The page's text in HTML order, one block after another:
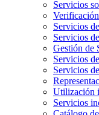
Servicios
Servicios
Servicios
Gestión de
Servicios
Servicios
Utilización
Servicios